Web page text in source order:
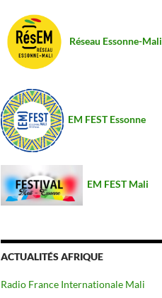
Réseau Essonne-Mali
EM FEST Essonne
EM FEST Mali
ACTUALITÉS AFRIQUE
Radio France Internationale Mali